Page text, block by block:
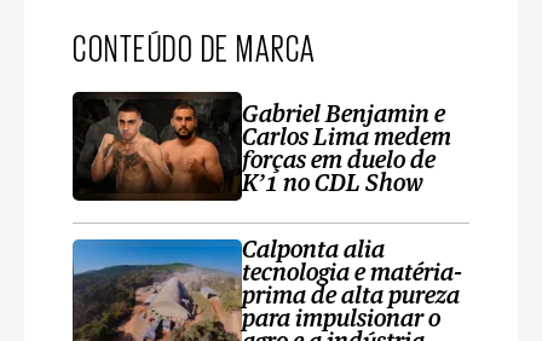
CONTEÚDO DE MARCA
Gabriel Benjamin e
Carlos Lima medem
forças em duelo de
K’1 no CDL Show
Calponta alia
tecnologia e matéria-
prima de alta pureza
para impulsionar o